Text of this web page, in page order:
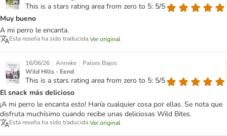
This is a stars rating area from zero to 5: 5/5
Muy bueno
A mi perro le encanta.
Esta reseña ha sido traducida.Ver original
16/06/26 | Anneke | Países Bajos
Wild Hills - Eend
This is a stars rating area from zero to 5: 5/5
El snack más delicioso
¡A mi perro le encanta esto! Haría cualquier cosa por ellas. Se nota que
disfruta muchísimo cuando recibe unas deliciosas Wild Bites.
Esta reseña ha sido traducida.Ver original